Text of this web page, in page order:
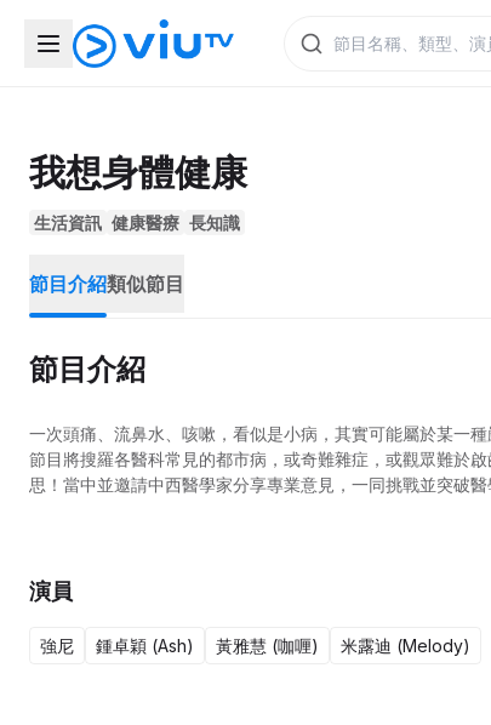
我想身體健康
生活資訊 健康醫療 長知識
節目介紹類似節目
節目介紹
一次頭痛、流鼻水、咳嗽，看似是小病，其實可能屬於某一
節目將搜羅各醫科常見的都市病，或奇難雜症，或觀眾難於
思！當中並邀請中西醫學家分享專業意見，一同挑戰並突破醫
演員
強尼 鍾卓穎 (Ash) 黃雅慧 (咖喱) 米露迪 (Melody)